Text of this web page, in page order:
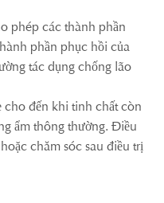
phép các thành phần
phần phục hồi của
tác dụng chống lão
cho đến khi tinh chất còn
ẩm thông thường. Điều
chăm sóc sau điều trị